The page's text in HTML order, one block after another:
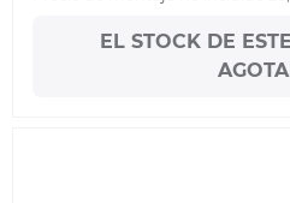
EL STOCK DE